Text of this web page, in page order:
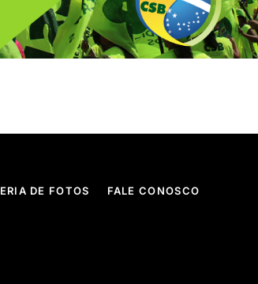
DE FOTOS FALE CONOSCO